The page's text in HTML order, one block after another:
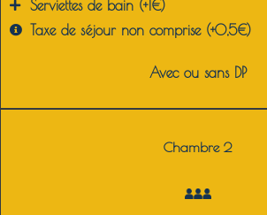
Serviettes de bain (+1€)
Taxe de séjour non comprise (+0,5€)
Avec ou sans DP
Chambre 2